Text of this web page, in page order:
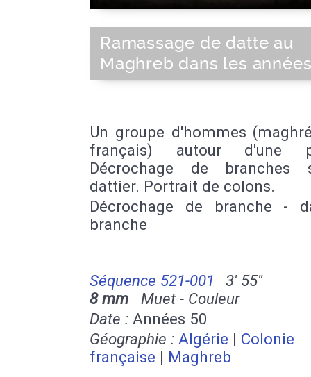
Ramassage de datte au
Maghreb dans les
Un groupe d'hommes
français) autour d'une
Décrochage de branches
dattier. Portrait de colons.
Décrochage de branche -
branche
Séquence 521-001
3' 55''
8 mm Muet - Couleur
Date : Années 50
Géographie : Algérie | Colonie
française | Maghreb